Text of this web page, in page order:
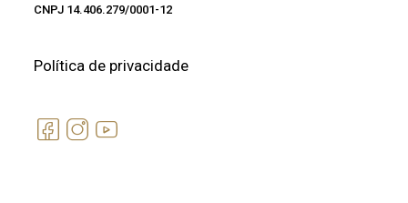
CNPJ 14.406.279/0001-12
Política de privacidade